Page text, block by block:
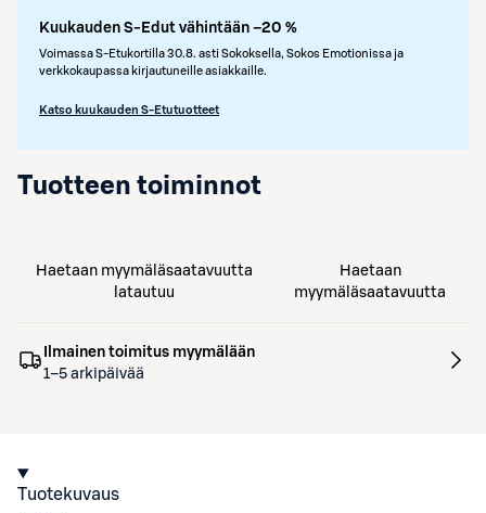
Kuukauden S-Edut vähintään –20 %
Voimassa S-Etukortilla 30.8. asti Sokoksella, Sokos Emotionissa ja
verkkokaupassa kirjautuneille asiakkaille.
Katso kuukauden S-Etutuotteet
Tuotteen toiminnot
Haetaan myymäläsaatavuutta
latautuu
Haetaan
myymäläsaatavuutta
Ilmainen toimitus myymälään
1–5 arkipäivää
Tuotekuvaus